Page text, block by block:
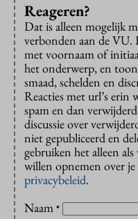
Reageren?
Dat is alleen mogelijk
verbonden aan de VU.
met voornaam of
het onderwerp, en
smaad, schelden en
Reacties met url’s erin
spam en dan
discussie over
niet gepubliceerd en
gebruiken het alleen
willen opnemen over
privacybeleid.
Naam *